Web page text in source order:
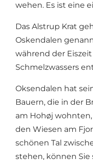
wehen. Es ist eine
Das Alstrup Krat
Oskendalen
während der
Schmelzwassers
Oksendalen hat
Bauern, die in der
am Hohøj
den Wiesen am
schönen Tal
stehen, können Sie